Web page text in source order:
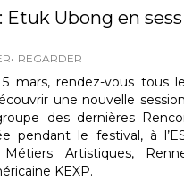
Etuk Ubong en
REGARDER
mars, rendez-vous tous
une nouvelle session
des dernières
pendant le festival, à
Artistiques,
KEXP.